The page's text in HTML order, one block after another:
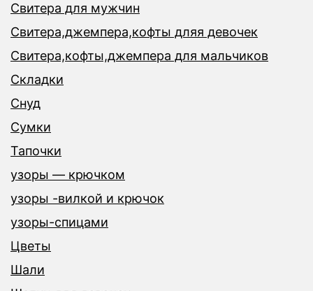
Свитера для мужчин
Свитера,джемпера,кофты дляя девочек
Свитера,кофты,джемпера для мальчиков
Складки
Снуд
Сумки
Тапочки
узоры — крючком
узоры -вилкой и крючок
узоры-спицами
Цветы
Шали